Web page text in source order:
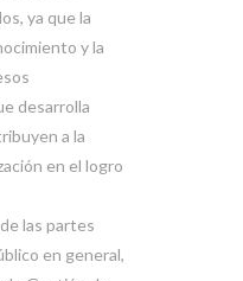
ya que la
y la
desarrolla
a la
en el logro
las partes
en general,